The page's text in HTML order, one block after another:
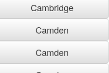
Cambridge
Camden
Camden